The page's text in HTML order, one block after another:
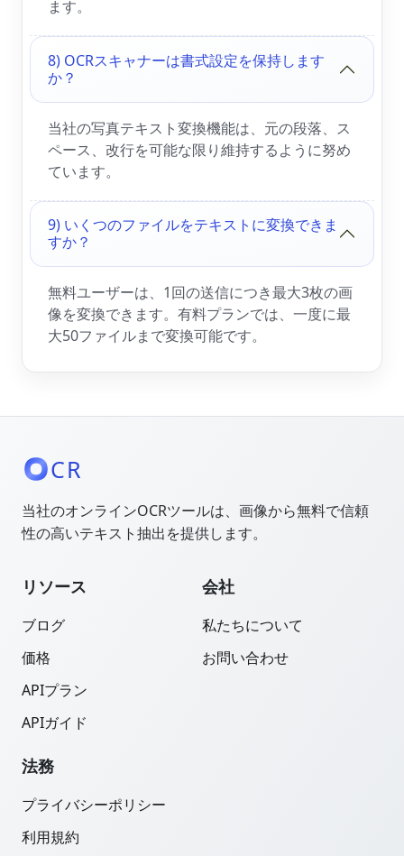
ます。
8) OCRスキャナーは書式設定を保持します
か？
当社の写真テキスト変換機能は、元の段落、ス
ペース、改行を可能な限り維持するように努め
ています。
9) いくつのファイルをテキストに変換できま
すか？
無料ユーザーは、1回の送信につき最大3枚の画
像を変換できます。有料プランでは、一度に最
大50ファイルまで変換可能です。
CR
当社のオンラインOCRツールは、画像から無料で信頼
性の高いテキスト抽出を提供します。
リソース
ブログ
価格
APIプラン
APIガイド
会社
私たちについて
お問い合わせ
法務
プライバシーポリシー
利用規約